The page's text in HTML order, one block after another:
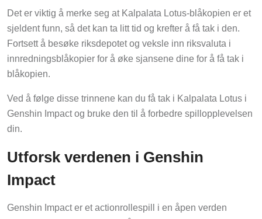
Det er viktig å merke seg at Kalpalata Lotus-blåkopien er et
sjeldent funn, så det kan ta litt tid og krefter å få tak i den.
Fortsett å besøke riksdepotet og veksle inn riksvaluta i
innredningsblåkopier for å øke sjansene dine for å få tak i
blåkopien.
Ved å følge disse trinnene kan du få tak i Kalpalata Lotus i
Genshin Impact og bruke den til å forbedre spillopplevelsen
din.
Utforsk verdenen i Genshin
Impact
Genshin Impact er et actionrollespill i en åpen verden